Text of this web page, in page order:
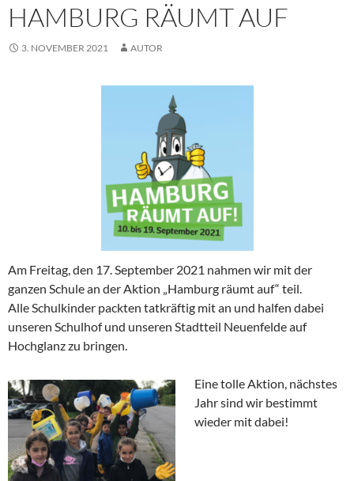
HAMBURG RÄUMT AUF
3. NOVEMBER 2021 AUTOR
Am Freitag, den 17. September 2021 nahmen wir mit der
ganzen Schule an der Aktion „Hamburg räumt auf“ teil.
Alle Schulkinder packten tatkräftig mit an und halfen dabei
unseren Schulhof und unseren Stadtteil Neuenfelde auf
Hochglanz zu bringen.
Eine tolle Aktion, nächstes
Jahr sind wir bestimmt
wieder mit dabei!